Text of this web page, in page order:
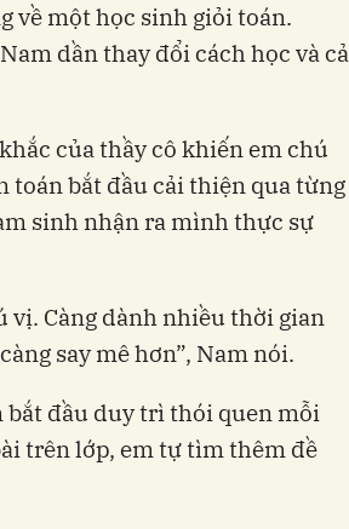
về một học sinh giỏi toán.
dần thay đổi cách học và cả
của thầy cô khiến em chú
toán bắt đầu cải thiện qua từng
sinh nhận ra mình thực sự
vị. Càng dành nhiều thời gian
say mê hơn”, Nam nói.
đầu duy trì thói quen mỗi
trên lớp, em tự tìm thêm đề